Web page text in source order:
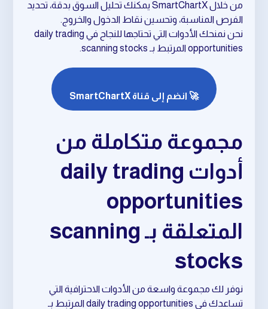
من خلال SmartChartX يمكنك تحليل السوق بدقة، تحديد
الفرص المناسبة، وتحسين نقاط الدخول والخروج.
نحن نمنحك الأدوات التي تحتاجها للنجاح في daily trading
opportunities المرتبط بـ scanning stocks.
🚀 انضم إلى قناة SmartChartX
مجموعة متكاملة من
أدوات daily trading
opportunities
المتعلقة بـ scanning
stocks
نوفر لك مجموعة واسعة من الأدوات الاحترافية التي
تساعدك في daily trading opportunities المرتبط بـ